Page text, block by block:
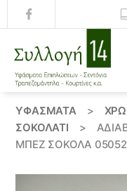
14
ΥΦΆΣΜΑΤΑ >
ΣΟΚΟΛΑΤΙ
>
ΜΠΈΖ ΣΟΚΟΛΆ